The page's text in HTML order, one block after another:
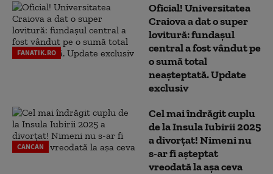
FANATIK.RO
Oficial! Universitatea
Craiova a dat o super
lovitură: fundaşul
central a fost vândut pe
o sumă total
neaşteptată. Update
exclusiv
CANCAN
Cel mai îndrăgit cuplu
de la Insula Iubirii 2025
a divorțat! Nimeni nu
s-ar fi așteptat
vreodată la așa ceva